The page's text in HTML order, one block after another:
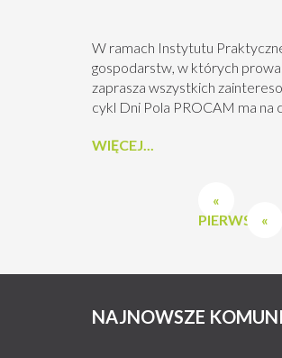
W ramach Instytutu
gospodarstw, w których
zaprasza wszystkich
cykl Dni Pola PROCAM ma
nasiennictwa i ochrony roślin.
WIĘCEJ...
«
PIERWSZA
«
NAJNOWSZE